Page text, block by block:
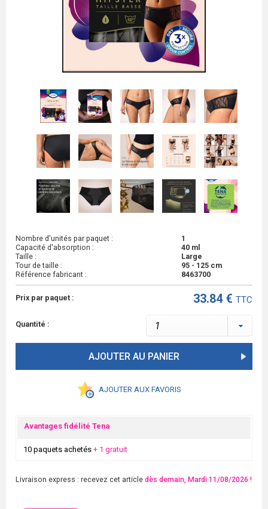
Nombre d'unités par paquet :
1
Capacité d'absorption :
40 ml
Taille :
Large
Tour de taille :
95 - 125 cm
Référence fabricant :
8463700
Prix par paquet : 33.84 € TTC
Quantité :
AJOUTER AU PANIER
AJOUTER AUX FAVORIS
Avantages fidélité Tena
10 paquets achetés + 1 gratuit
Livraison express : recevez cet article dès demain, Mardi 11/08/2026 !